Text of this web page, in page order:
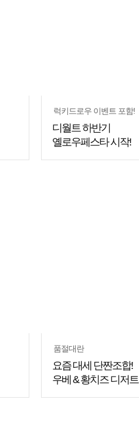
럭키드로우 이벤트 포함!
디월트 하반기
옐로우페스타 시작!
품절대란
요즘 대세 단짠조합!
우베 & 황치즈 디저트